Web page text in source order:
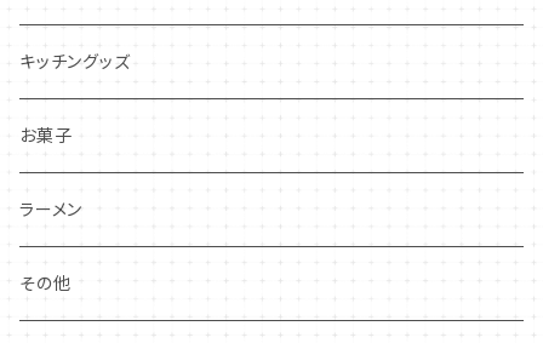
キッチングッズ
お菓子
ラーメン
その他